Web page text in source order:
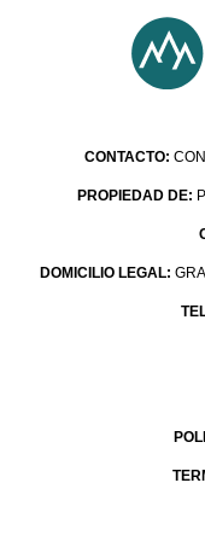
CONTACTO:
PROPIEDAD DE:
DOMICILIO LEGAL: